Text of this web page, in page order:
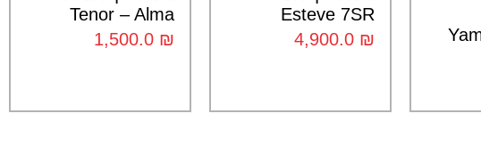
Esteve 7SR
₪
Tenor – Alma
₪